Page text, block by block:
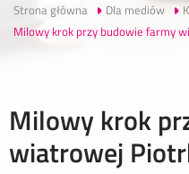
Strona główna Dla mediów
Milowy krok przy budowie farmy
Milowy krok
wiatrowej